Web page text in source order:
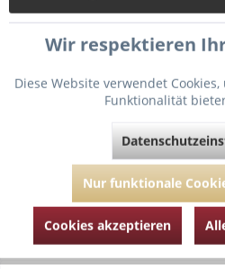
In den
Fragen zum
MAR19924-
Wir respektieren
Diese Website verwendet
Funktionalität
Nur funktionale
Cookies akzeptieren